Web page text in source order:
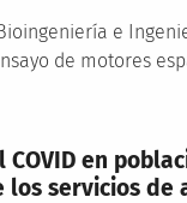
e
de motores
en
servicios de